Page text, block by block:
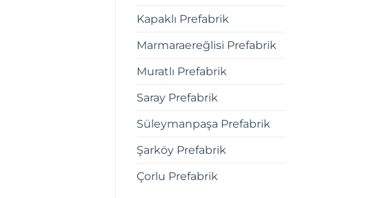
Kapaklı Prefabrik
Marmaraereğlisi Prefabrik
Muratlı Prefabrik
Saray Prefabrik
Süleymanpaşa Prefabrik
Şarköy Prefabrik
Çorlu Prefabrik